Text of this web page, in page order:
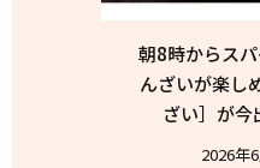
朝8時からス
んざいが楽し
ざい］が今
2026年